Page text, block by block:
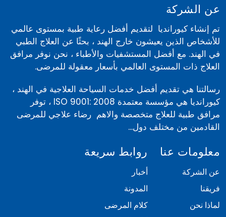
عن الشركة
تم إنشاء كيورانديا لتقديم أفضل رعاية طبية بمستوى عالمي
للأشخاص الذين يعيشون خارج الهند ، بحثًا عن العلاج الطبي
في الهند. مع أفضل المستشفيات والأطباء ، نحن نوفر مرافق
العلاج ذات المستوى العالمي بأسعار معقولة للمرضى.
رسالتنا هي تقديم أفضل خدمات السياحة العلاجية في الهند ،
كيورانديا هي مؤسسة معتمدة ISO 9001: 2008 ، توفر
مرافق طبية للعلاج متخصصة والاهم رضاء علاجي للمرضى
القادمين من مختلف دول...
معلومات عنا
عن الشركة
فريقنا
لماذا نحن
روابط سريعة
أخبار
المدونة
كلام المرضى